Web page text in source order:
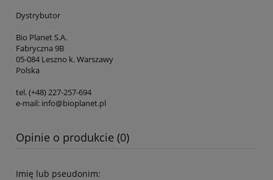
Dystrybutor
Bio Planet S.A.
Fabryczna 9B
05-084 Leszno k. Warszawy
Polska
tel. (+48) 227-257-694
e-mail: info@bioplanet.pl
Opinie o produkcie (0)
Imię lub pseudonim: